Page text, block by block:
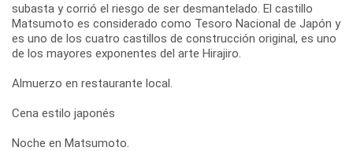
subasta y corrió el riesgo de ser desmantelado. El castillo
Matsumoto es considerado como Tesoro Nacional de Japón y
es uno de los cuatro castillos de construcción original, es uno
de los mayores exponentes del arte Hirajiro.
Almuerzo en restaurante local.
Cena estilo japonés
Noche en Matsumoto.